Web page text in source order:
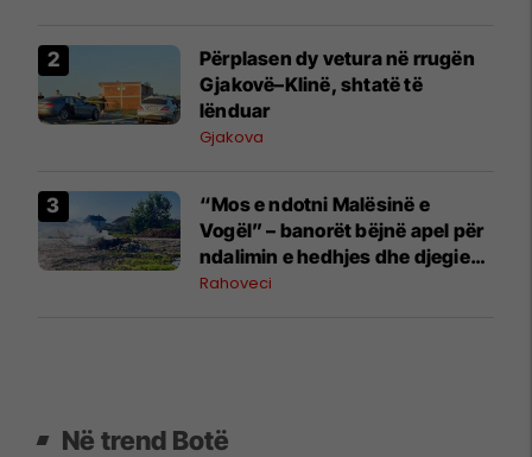
Përplasen dy vetura në rrugën
Gjakovë–Klinë, shtatë të
lënduar
Gjakova
“Mos e ndotni Malësinë e
Vogël” – banorët bëjnë apel për
ndalimin e hedhjes dhe djegies
së mbeturinave
Rahoveci
Në trend Botë